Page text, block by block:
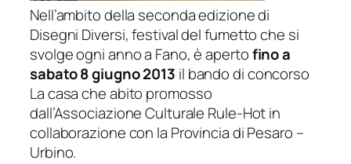
Nell’ambito della seconda edizione di
Disegni Diversi, festival del fumetto che si
svolge ogni anno a Fano, è apertofino a
sabato 8 giugno 2013 il bando di concorso
La casa che abito promosso
dall’Associazione Culturale Rule-Hot in
collaborazione con la Provincia di Pesaro –
Urbino.